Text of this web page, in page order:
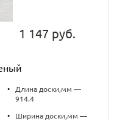
1 147 руб.
•
Длина доски,мм —
914.4
•
Ширина доски,мм —